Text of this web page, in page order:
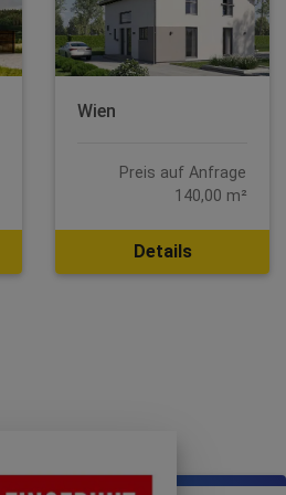
Wien
Preis auf Anfrage
140,00 m²
Details